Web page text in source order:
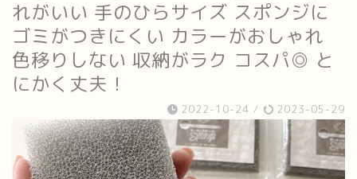
れがいい 手のひらサイズ スポンジに
ゴミがつきにくい カラーがおしゃれ
色移りしない 収納がラク コスパ◎ と
にかく丈夫！
2022-10-24 / 2023-05-29